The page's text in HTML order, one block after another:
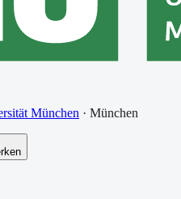
München · München